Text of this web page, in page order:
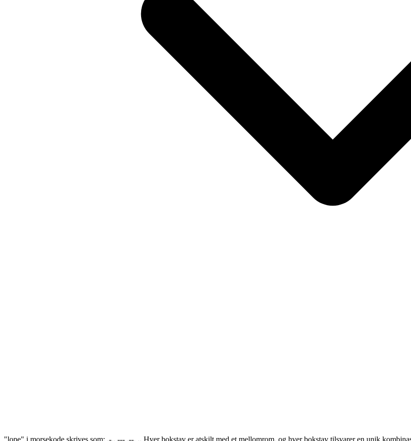
"lope" i morsekode skrives som: .-.. --- .--. .. Hver bokstav er atskilt med et mellomrom, og hver bokstav tilsvarer en unik